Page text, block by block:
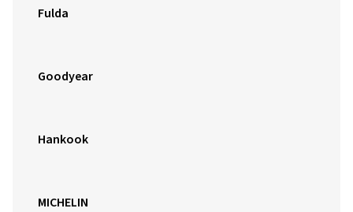
Fulda
Goodyear
Hankook
MICHELIN